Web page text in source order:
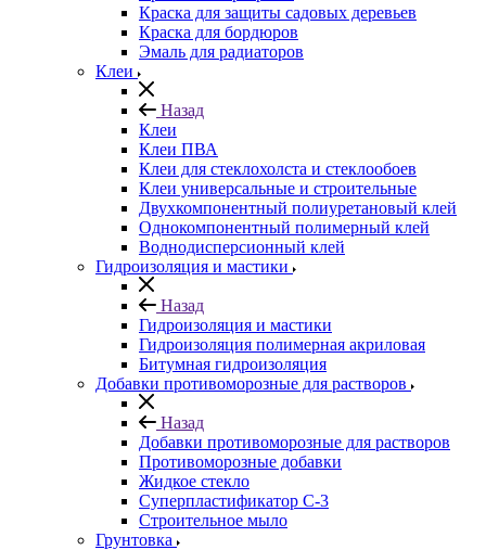
Краска для защиты садовых деревьев
⁠Краска для бордюров
Эмаль для радиаторов
Клеи
Назад
Клеи
Клеи ПВА
Клеи для стеклохолста и стеклообоев
Клеи универсальные и строительные
Двухкомпонентный полиуретановый клей
Однокомпонентный полимерный клей
Воднодисперсионный клей
Гидроизоляция и мастики
Назад
Гидроизоляция и мастики
Гидроизоляция полимерная акриловая
Битумная гидроизоляция
Добавки противоморозные для растворов
Назад
Добавки противоморозные для растворов
Противоморозные добавки
Жидкое стекло
Суперпластификатор С-3
Строительное мыло
Грунтовка